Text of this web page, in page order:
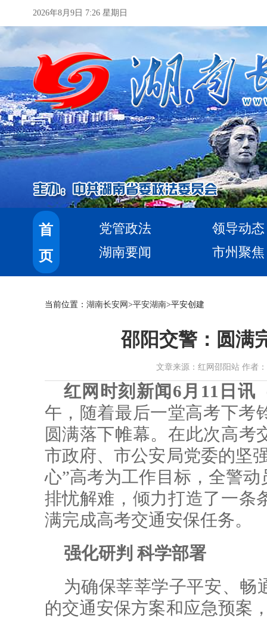
2026年8月9日 7:26 星期日
首
页
党管政法
领导动态
湖南要闻
市州聚焦
当前位置： 湖南长安网 >平安湖南>平安创建
邵阳交警：圆满
文章来源：红网邵阳站 作者
红网时刻新闻6月11日讯
午，随着最后一堂高考下考
圆满落下帷幕。在此次高考
市政府、市公安局党委的坚
心”高考为工作目标，全警
排忧解难，倾力打造了一条
满完成高考交通安保任务。
强化研判 科学部署
为确保莘莘学子平安、畅
的交通安保方案和应急预案